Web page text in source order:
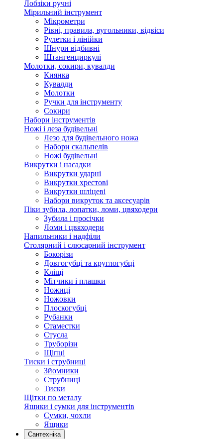
Лобзіки ручні
Мірильний інструмент
Мікрометри
Рівні, правила, вугольники, відвіси
Рулетки і лінійки
Шнури відбивні
Штангенциркулі
Молотки, сокири, кувалди
Киянка
Кувалди
Молотки
Ручки для інструменту
Сокири
Набори інструментів
Ножі і леза будівельні
Лезо для будівельного ножа
Набори скальпелів
Ножі будівельні
Викрутки і насадки
Викрутки ударні
Викрутки хрестові
Викрутки шліцеві
Набори викруток та аксесуарів
Піки зубила, лопатки, ломи, цвяходери
Зубила і просічки
Ломи і цвяходери
Напильники і надфіли
Столярний і слюсарний інструмент
Бокорізи
Довгогубці та круглогубці
Кліщі
Мітчики і плашки
Ножиці
Ножовки
Плоскогубці
Рубанки
Стаместки
Стусла
Труборізи
Щіпці
Тиски і струбниці
Зйомники
Струбниці
Тиски
Щітки по металу
Ящики і сумки для інструментів
Сумки, чохли
Ящики
Сантехніка